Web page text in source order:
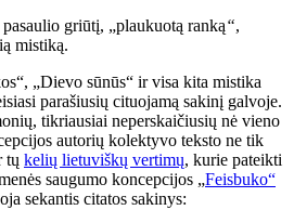
griūtį, „plaukuotą ranką“,
mistiką.
„Dievo sūnūs“ ir visa kita mistika
parašiusių cituojamą sakinį galvoje.
tikriausiai neperskaičiusių nė vieno
autorių kolektyvo teksto ne tik
tų kelių lietuviškų vertimų, kurie pateikti
saugumo koncepcijos „Feisbuko“
sekantis citatos sakinys: